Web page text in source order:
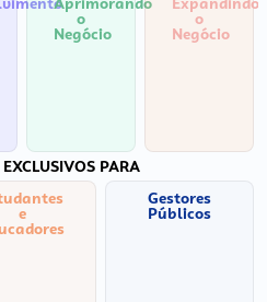
o
Negócio
o
Negócio
PARA
e
Gestores
Públicos